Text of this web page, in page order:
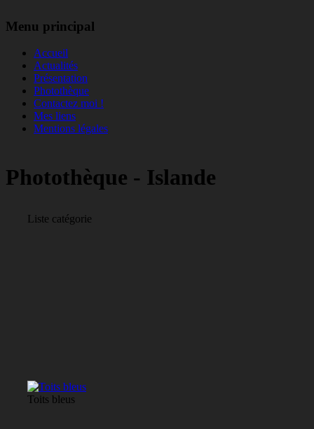
Menu principal
Accueil
Actualités
Présentation
Photothèque
Contactez moi !
Mes liens
Mentions légales
Photothèque - Islande
Liste catégorie
Toits bleus